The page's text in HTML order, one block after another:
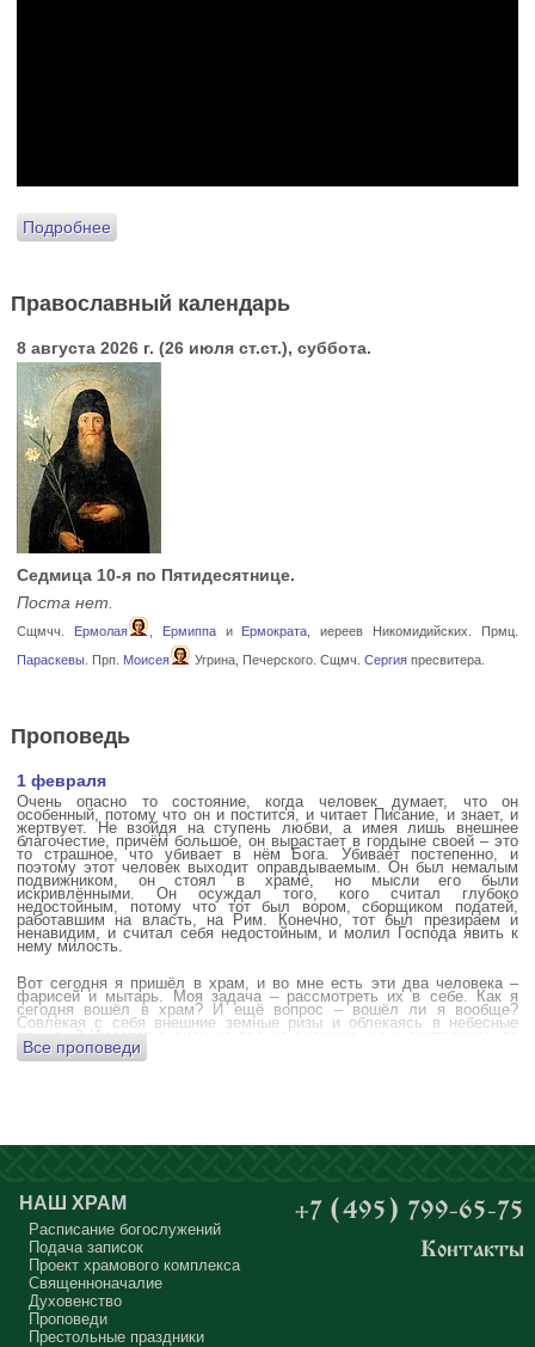
Подробнее
Православный календарь
8 августа 2026 г. (26 июля ст.ст.), суббота.
Седмица 10-я по Пятидесятнице.
Поста нет.
Сщмчч. Ермолая Ермиппаи Ермократа , иереев Никомидийских. Прмц.
Параскевы. Прп. Моисея Угрина, Печерского. Сщмч. Сергияпресвитера.
Проповедь
1 февраля
Очень опасно то состояние, когда человек думает, что он
особенный, потому что он и постится, и читает Писание, и знает, и
жертвует. Не взойдя на ступень любви, а имея лишь внешнее
благочестие, причём большое, он вырастает в гордыне своей – это
то страшное, что убивает в нём Бога. Убивает постепенно, и
поэтому этот человек выходит оправдываемым. Он был немалым
подвижником, он стоял в храме, но мысли его были
искривлёнными. Он осуждал того, кого считал глубоко
недостойным, потому что тот был вором, сборщиком податей,
работавшим на власть, на Рим. Конечно, тот был презираем и
ненавидим, и считал себя недостойным, и молил Господа явить к
нему милость.
Вот сегодня я пришёл в храм, и во мне есть эти два человека –
фарисей и мытарь. Моя задача – рассмотреть их в себе. Как я
сегодня вошёл в храм? И ещё вопрос – вошёл ли я вообще?
Совлекая с себя внешние земные ризы и облекаясь в небесные
одежды? Имеется в виду не только внешние, но и внутренние, то
есть помыслы.
сердца?
Бог открыл помыслы людей, стоящих в храме, и он ужаснулся
тому, что никто из них не молится – ни один человек, кроме одного
мальчика. Мысли у людей о чём угодно: о работе, о молодой жене
или возлюбленной, о детях, о долгах, о футбольном матче, о
путешествиях, о скором отпуске, о билетах, о машине, об одежде, о
том, что будет после службы, где я буду обедать, куда пойду, что
подарить, что подарят, что я посмотрю, что, может быть, почитаю...
Где здесь место для Бога?
А мальчик молился о больной маме. Молился искренне – и мама
выздоравливает.
Все проповеди
НАШ ХРАМ
Расписание богослужений
Подача записок
Проект храмового комплекса
Священноначалие
Духовенство
Проповеди
Престольные праздники
+7 (495) 799-65-75
Контакты